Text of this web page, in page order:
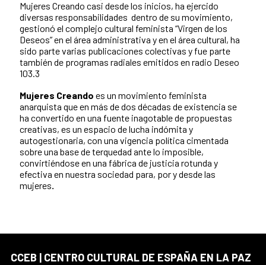
Mujeres Creando casi desde los inicios, ha ejercido
diversas responsabilidades dentro de su movimiento,
gestionó el complejo cultural feminista “Virgen de los
Deseos” en el área administrativa y en el área cultural, ha
sido parte varias publicaciones colectivas y fue parte
también de programas radiales emitidos en radio Deseo
103.3
Mujeres Creando es un movimiento feminista
anarquista que en más de dos décadas de existencia se
ha convertido en una fuente inagotable de propuestas
creativas, es un espacio de lucha indómita y
autogestionaria, con una vigencia política cimentada
sobre una base de terquedad ante lo imposible,
convirtiéndose en una fábrica de justicia rotunda y
efectiva en nuestra sociedad para, por y desde las
mujeres.
CCEB | CENTRO CULTURAL DE ESPAÑA EN LA PAZ